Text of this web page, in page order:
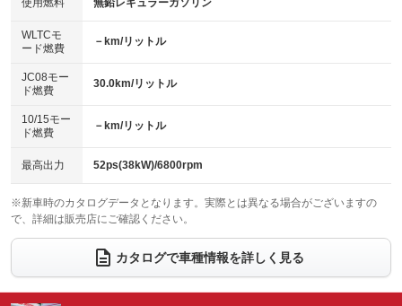
：装備なし
センターデフロック
：装備なし
電動格納ミラー
：装備なし
：装備あり
エアロ
：装備なし
：装備なし
パワーシート
ベンチシート
：装備あり
チップアップシート
：装備なし
：装備なし ：装備なし
ウォークスルー
：装備なし
電動リアゲート フロントカメラ
：装備なし
：装備なし ：装備なし
使用燃料 無鉛レギュラーガソリン
WLTCモ
ード燃費
－km/リットル
JC08モー
ド燃費
30.0km/リットル
10/15モー
ド燃費
－km/リットル
最高出力 52ps(38kW)/6800rpm
※新車時のカタログデータとなります。実際とは異なる場合がございますの
で、詳細は販売店にご確認ください。
カタログで車種情報を詳しく見る